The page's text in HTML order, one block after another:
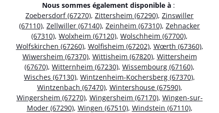
Nous sommes également disponible à :
Zoebersdorf (67270), Zittersheim (67290), Zinswiller
(67110), Zellwiller (67140), Zeinheim (67310), Zehnacker
(67310), Wolxheim (67120), Wolschheim (67700),
Wolfskirchen (67260), Wolfisheim (67202), Wœrth (67360),
Wiwersheim (67370), Wittisheim (67820), Wittersheim
(67670), Witternheim (67230), Wissembourg (67160),
Wisches (67130), Wintzenheim-Kochersberg (67370),
Wintzenbach (67470), Wintershouse (67590),
Wingersheim (67270), Wingersheim (67170), Wingen-sur-
Moder (67290), Wingen (67510), Windstein (67110),